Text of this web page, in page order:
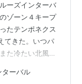
ーズインターバ
ゾーン４キープ
たテンポネクス
てきた。いつパ
た冷たい北風が
はならんと頑
ターバル